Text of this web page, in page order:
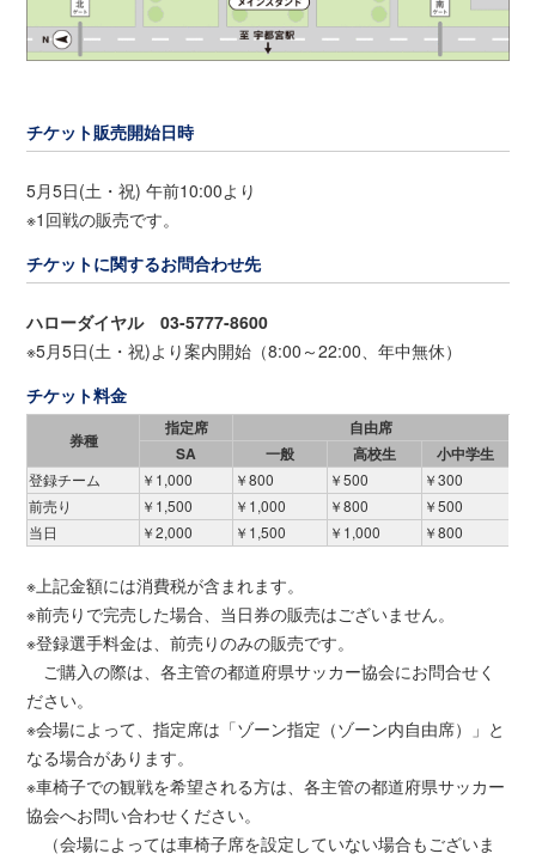
チケット販売開始日時
5月5日(土・祝) 午前10:00より
※1回戦の販売です。
チケットに関するお問合わせ先
ハローダイヤル 03-5777-8600
※5月5日(土・祝)より案内開始（8:00～22:00、年中無休）
チケット料金
券種
指定席
自由席
SA
一般 高校生 小中学生
登録チーム ￥1,000 ￥800 ￥500
￥300
前売り
￥1,500 ￥1,000 ￥800
￥500
当日
￥2,000 ￥1,500 ￥1,000 ￥800
※上記金額には消費税が含まれます。
※前売りで完売した場合、当日券の販売はございません。
※登録選手料金は、前売りのみの販売です。
ご購入の際は、各主管の都道府県サッカー協会にお問合せく
ださい。
※会場によって、指定席は「ゾーン指定（ゾーン内自由席）」と
なる場合があります。
※車椅子での観戦を希望される方は、各主管の都道府県サッカー
協会へお問い合わせください。
（会場によっては車椅子席を設定していない場合もございま